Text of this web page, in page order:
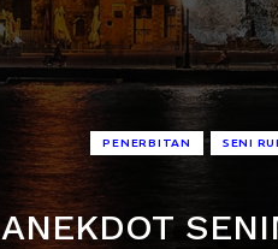
PENERBITAN • SENI
ANEKDOT